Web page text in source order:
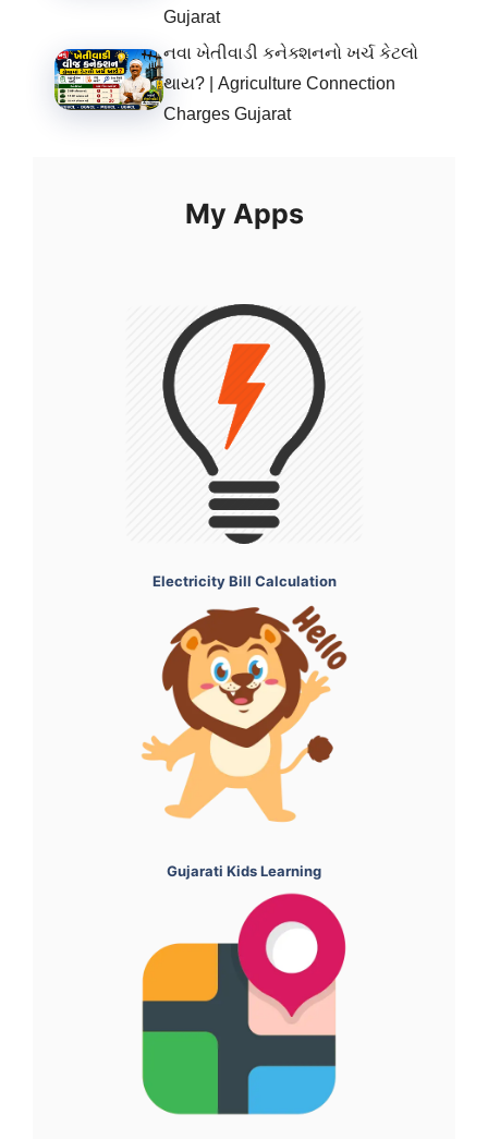
Gujarat
નવા ખેતીવાડી કનેક્શનનો ખર્ચ કેટલો
થાય? | Agriculture Connection
Charges Gujarat
My Apps
Electricity Bill Calculation
Gujarati Kids Learning